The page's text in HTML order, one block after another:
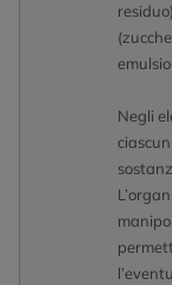
Negli